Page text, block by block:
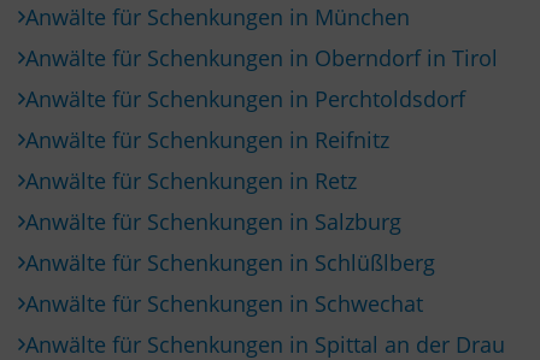
Anwälte für Schenkungen in München
Anwälte für Schenkungen in Oberndorf in Tirol
Anwälte für Schenkungen in Perchtoldsdorf
Anwälte für Schenkungen in Reifnitz
Anwälte für Schenkungen in Retz
Anwälte für Schenkungen in Salzburg
Anwälte für Schenkungen in Schlüßlberg
Anwälte für Schenkungen in Schwechat
Anwälte für Schenkungen in Spittal an der Drau